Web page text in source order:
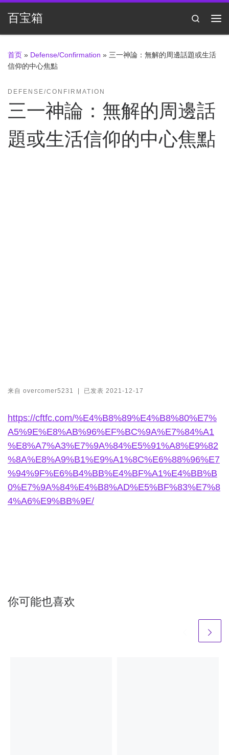
Skip to content
百宝箱
Search
首页 » Defense/Confirmation » 三一神論：無解的周邊話題或生活
信仰的中心焦點
DEFENSE/CONFIRMATION
三一神論：無解的周邊話
題或生活信仰的中心焦點
来自 overcomer5231 | 已发表 2021-12-17
https://cftfc.com/%E4%B8%89%E4%B8%80%E7%
A5%9E%E8%AB%96%EF%BC%9A%E7%84%A1
%E8%A7%A3%E7%9A%84%E5%91%A8%E9%82
%8A%E8%A9%B1%E9%A1%8C%E6%88%96%E7
%94%9F%E6%B4%BB%E4%BF%A1%E4%BB%B
0%E7%9A%84%E4%B8%AD%E5%BF%83%E7%8
4%A6%E9%BB%9E/
你可能也喜欢